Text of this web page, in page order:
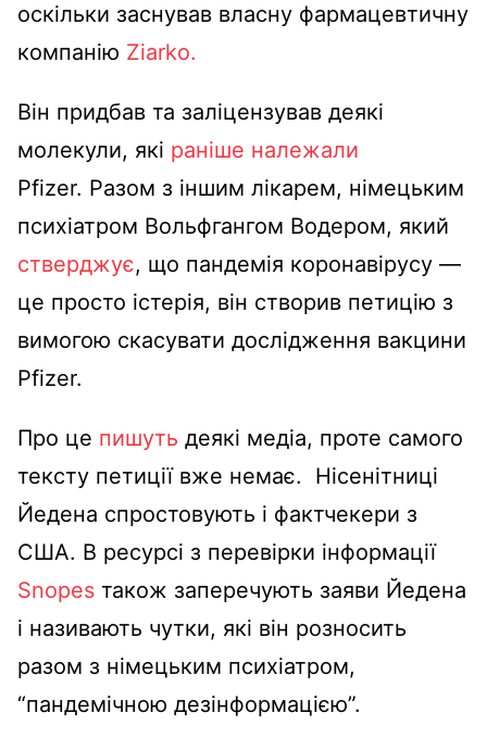
оскільки заснував власну фармацевтичну
компанію Ziarko.
Він придбав та заліцензував деякі
молекули, які раніше належали
Pfizer. Разом з іншим лікарем, німецьким
психіатром Вольфгангом Водером, який
стверджує, що пандемія коронавірусу —
це просто істерія, він створив петицію з
вимогою скасувати дослідження вакцини
Pfizer.
Про це пишуть деякі медіа, проте самого
тексту петиції вже немає. Нісенітниці
Йедена спростовують і фактчекери з
США. В ресурсі з перевірки інформації
Snopes також заперечують заяви Йедена
і називають чутки, які він розносить
разом з німецьким психіатром,
“пандемічною дезінформацією”.